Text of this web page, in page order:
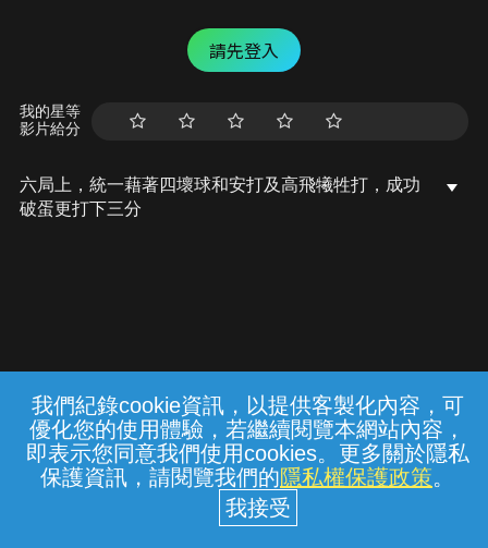
我們紀錄cookie資訊，以提供客製化內容，可
優化您的使用體驗，若繼續閱覽本網站內容，
即表示您同意我們使用cookies。更多關於隱私
保護資訊，請閱覽我們的隱私權保護政策。
請先登入
我的星等
影片給分
六局上，統一藉著四壞球和安打及高飛犧牲打，成功
破蛋更打下三分
常見問題 線上客服 服務條款 隱私權保護
中華電信股份有限公司個人家庭分公司
(統一編號：96979949) © 2026
{{notifyMsg}}